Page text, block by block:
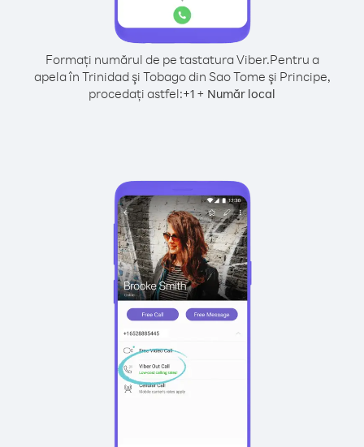
Formați numărul de pe tastatura Viber.Pentru a
apela în Trinidad şi Tobago din Sao Tome şi Principe,
procedați astfel:+1 + Număr local